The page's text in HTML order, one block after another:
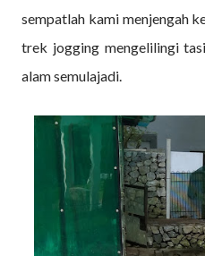
sempatlah kami menjengah
trek jogging mengelilingi
alam semulajadi.